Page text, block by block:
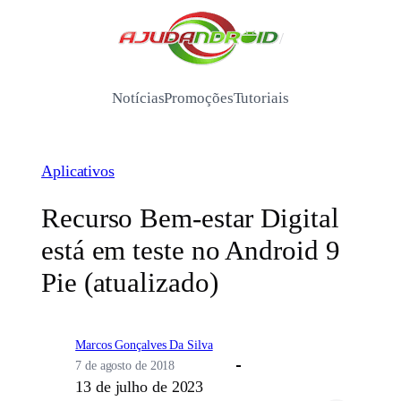
/
NotíciasPromoçõesTutoriais
Aplicativos
Recurso Bem-estar Digital
está em teste no Android 9
Pie (atualizado)
Marcos Gonçalves Da Silva
7 de agosto de 2018
13 de julho de 2023